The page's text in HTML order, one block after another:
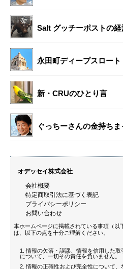
Salt グッチーポストの
永田町ディープスロート
新・CRUのひとり言
ぐっちーさんの金持ちま
オデッセイ株式会社
会社概要
特定商取引法に基づく表記
プライバシーポリシー
お問い合わせ
本ホームページに掲載されている事項（以
は、以下の点を十分ご理解ください。
情報の欠落・誤謬、情報を信用した
について、一切その責任を負いません。
情報の正確性および完全性について